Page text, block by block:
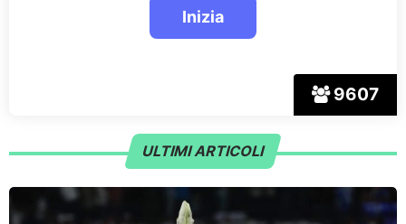
9607
ULTIMI ARTICOLI